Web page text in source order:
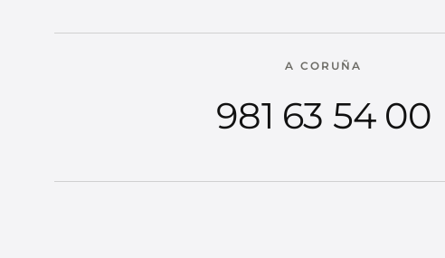
A CORUÑA
981 63 54 00